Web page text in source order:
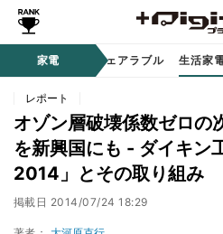
家電
ディオ 時計 / ウェアラブル 生活家
レポート
オゾン層破壊係数ゼロの
を新興国にも - ダイキン
2014」とその取り組み
掲載日 2014/07/24 18:29